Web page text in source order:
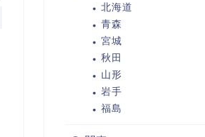
北海道
青森
宮城
秋田
山形
岩手
福島